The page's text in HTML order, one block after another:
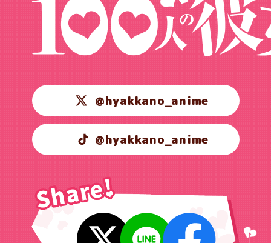
@hyakkano_anime
@hyakkano_anime